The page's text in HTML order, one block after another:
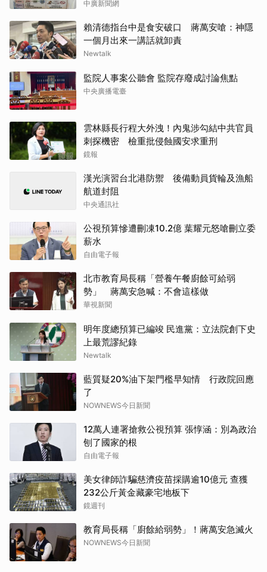
中廣新聞網
賴清德指台中是食安破口 蔣萬安嗆：神隱
一個月出來一講話就卸責
Newtalk
監院人事案公聽會 監院存廢成討論焦點
中央廣播電臺
雲林縣長行程大外洩！內鬼涉勾結中共官員
刺探機密 檢重批侵蝕國安求重刑
鏡報
漢光演習台北港防禦 後備動員貨輪及漁船
航道封阻
中央通訊社
公視預算慘遭刪凍10.2億 葉耀元怒嗆刪立委
薪水
自由電子報
北市教育局長稱「營養午餐廚餘可給弱
勢」 蔣萬安急喊：不會這樣做
華視新聞
明年度總預算已編竣 民進黨：立法院創下史
上最荒謬紀錄
Newtalk
藍質疑20%油下架門檻早知情 行政院回應
了
NOWNEWS今日新聞
12萬人連署搶救公視預算 張惇涵：別為政治
刨了國家的根
自由電子報
美女律師詐騙慈濟疫苗採購逾10億元 查獲
232公斤黃金藏豪宅地板下
鏡週刊
教育局長稱「廚餘給弱勢」！蔣萬安急滅火
NOWNEWS今日新聞